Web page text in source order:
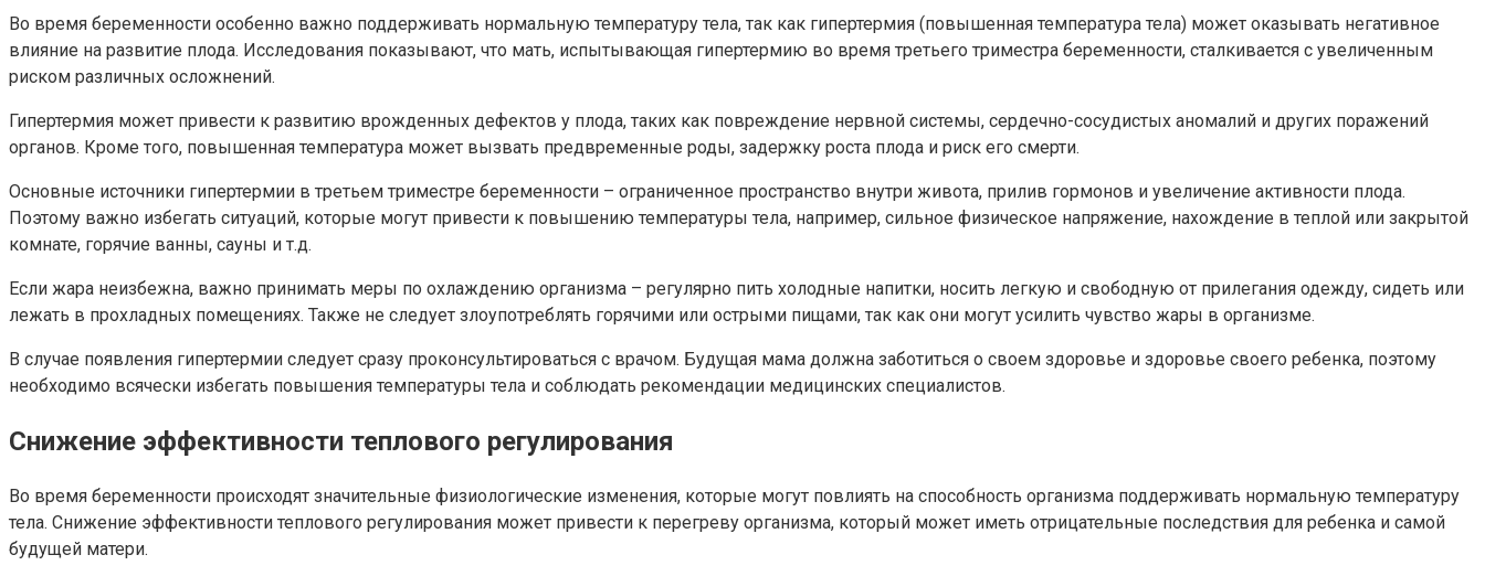
Во время беременности особенно важно поддерживать нормальную температуру тела, так как гипертермия (повышенная температура тела) может оказывать негативное
влияние на развитие плода. Исследования показывают, что мать, испытывающая гипертермию во время третьего триместра беременности, сталкивается с увеличенным
риском различных осложнений.
Гипертермия может привести к развитию врожденных дефектов у плода, таких как повреждение нервной системы, сердечно-сосудистых аномалий и других поражений
органов. Кроме того, повышенная температура может вызвать предвременные роды, задержку роста плода и риск его смерти.
Основные источники гипертермии в третьем триместре беременности – ограниченное пространство внутри живота, прилив гормонов и увеличение активности плода.
Поэтому важно избегать ситуаций, которые могут привести к повышению температуры тела, например, сильное физическое напряжение, нахождение в теплой или закрытой
комнате, горячие ванны, сауны и т.д.
Если жара неизбежна, важно принимать меры по охлаждению организма – регулярно пить холодные напитки, носить легкую и свободную от прилегания одежду, сидеть или
лежать в прохладных помещениях. Также не следует злоупотреблять горячими или острыми пищами, так как они могут усилить чувство жары в организме.
В случае появления гипертермии следует сразу проконсультироваться с врачом. Будущая мама должна заботиться о своем здоровье и здоровье своего ребенка, поэтому
необходимо всячески избегать повышения температуры тела и соблюдать рекомендации медицинских специалистов.
Снижение эффективности теплового регулирования
Во время беременности происходят значительные физиологические изменения, которые могут повлиять на способность организма поддерживать нормальную температуру
тела. Снижение эффективности теплового регулирования может привести к перегреву организма, который может иметь отрицательные последствия для ребенка и самой
будущей матери.